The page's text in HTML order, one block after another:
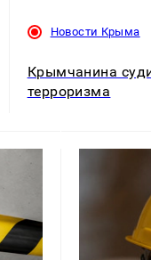
Новости Крыма
Крымчанина
терроризма